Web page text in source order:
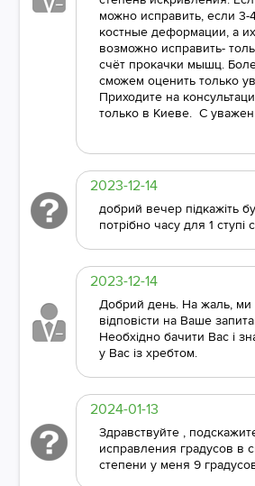
можно исправить, если 3-
костные деформации, а
возможно исправить-
счëт прокачки мышц.
сможем оценить только
Приходите на
только в Киеве. С
2023-12-14
добрий вечер підкажіть
потрібно часу для 1 ступі
2023-12-14
Добрий день. На жаль,
відповісти на Ваше
Необхідно бачити Вас і
у Вас із хребтом.
2024-01-13
Здравствуйте ,
исправления градусов в
степени у меня 9